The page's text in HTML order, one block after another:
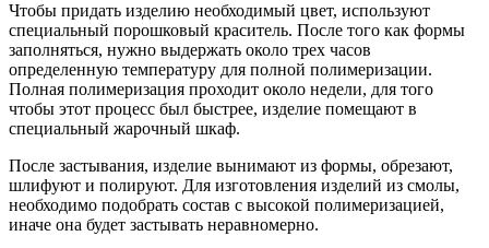
Чтобы придать изделию необходимый цвет, используют
специальный порошковый краситель. После того как формы
заполняться, нужно выдержать около трех часов
определенную температуру для полной полимеризации.
Полная полимеризация проходит около недели, для того
чтобы этот процесс был быстрее, изделие помещают в
специальный жарочный шкаф.
После застывания, изделие вынимают из формы, обрезают,
шлифуют и полируют. Для изготовления изделий из смолы,
необходимо подобрать состав с высокой полимеризацией,
иначе она будет застывать неравномерно.